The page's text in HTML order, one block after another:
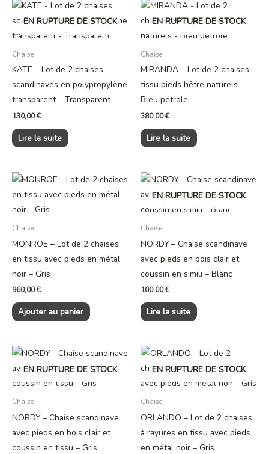
EN RUPTURE DE STOCK
Chaise
KATE – Lot de 2 chaises
scandinaves en polypropylène
transparent – Transparent
130,00€
Lire la suite
EN RUPTURE DE STOCK
Chaise
MIRANDA – Lot de 2 chaises
tissu pieds hêtre naturels –
Bleu pétrole
380,00€
Lire la suite
Chaise
MONROE – Lot de 2 chaises
en tissu avec pieds en métal
noir – Gris
960,00€
Ajouter au panier
EN RUPTURE DE STOCK
Chaise
NORDY – Chaise scandinave
avec pieds en bois clair et
coussin en simili – Blanc
100,00€
Lire la suite
EN RUPTURE DE STOCK
Chaise
NORDY – Chaise scandinave
avec pieds en bois clair et
coussin en tissu – Gris
EN RUPTURE DE STOCK
Chaise
ORLANDO – Lot de 2 chaises
à rayures en tissu avec pieds
en métal noir – Gris